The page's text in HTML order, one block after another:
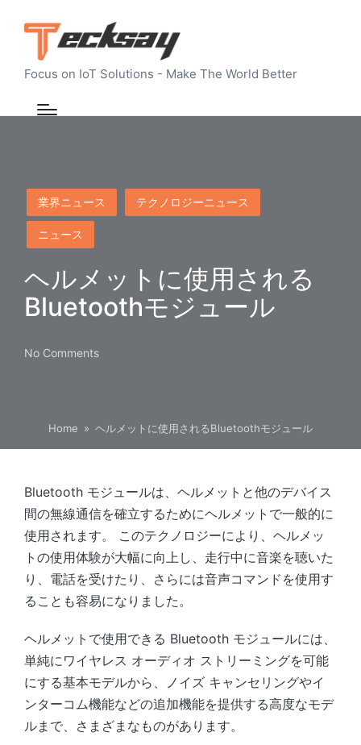
Focus on IoT Solutions - Make The World Better
Posted
in
業界ニュース テクノロジーニュース
ニュース
ヘルメットに使用される
Bluetoothモジュール
No Comments
Home » ヘルメットに使用されるBluetoothモジュール
Bluetooth モジュールは、ヘルメットと他のデバイス
間の無線通信を確立するためにヘルメットで一般的に
使用されます。 このテクノロジーにより、ヘルメッ
トの使用体験が大幅に向上し、走行中に音楽を聴いた
り、電話を受けたり、さらには音声コマンドを使用す
ることも容易になりました。
ヘルメットで使用できる Bluetooth モジュールには、
単純にワイヤレス オーディオ ストリーミングを可能
にする基本モデルから、ノイズ キャンセリングやイ
ンターコム機能などの追加機能を提供する高度なモデ
ルまで、さまざまなものがあります。